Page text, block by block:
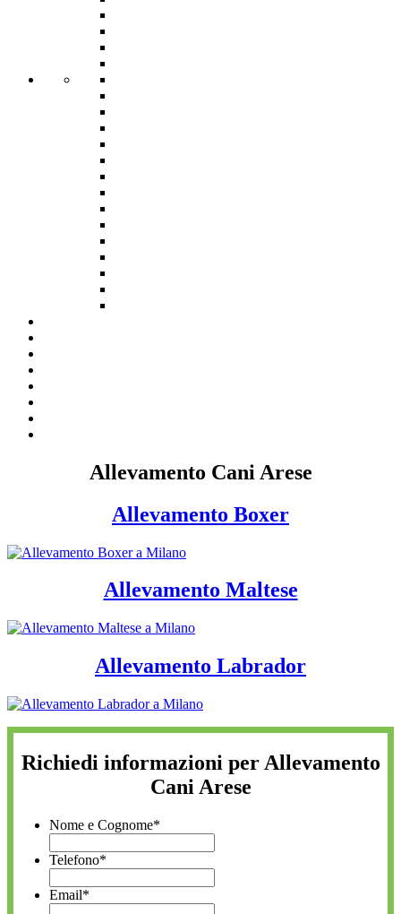
Allevamento Cani Arese
Allevamento Boxer
Allevamento Maltese
Allevamento Labrador
Richiedi informazioni per Allevamento
Cani Arese
Nome e Cognome*
Telefono*
Email*